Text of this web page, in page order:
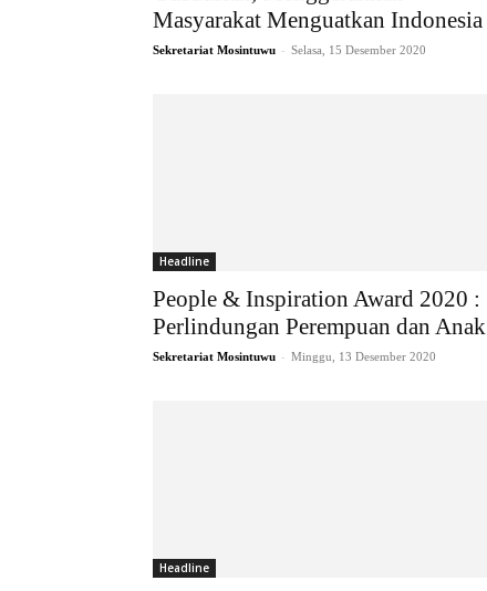
Masyarakat Menguatkan Indonesia
Sekretariat Mosintuwu - Selasa, 15 Desember 2020
Headline
People & Inspiration Award 2020 :
Perlindungan Perempuan dan Anak
Sekretariat Mosintuwu - Minggu, 13 Desember 2020
Headline